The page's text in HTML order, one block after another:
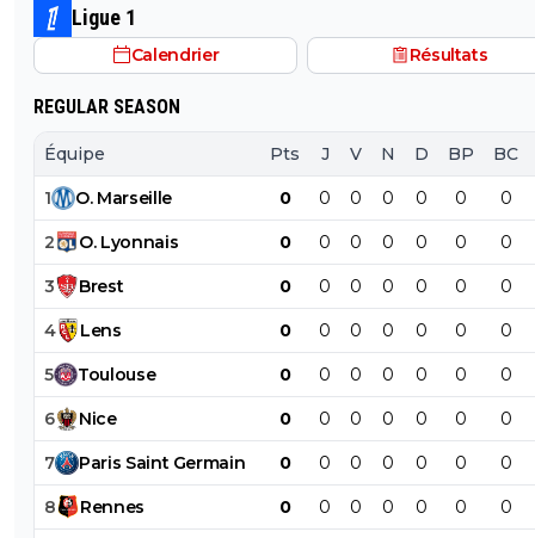
Ligue 1
Calendrier Résultats
REGULAR SEASON
Équipe Pts J V N D BP BC
1 O. Marseille 0 0 0 0 0 0 0
2 O. Lyonnais 0 0 0 0 0 0 0
3 Brest 0 0 0 0 0 0 0
4 Lens 0 0 0 0 0 0 0
5 Toulouse 0 0 0 0 0 0 0
6 Nice 0 0 0 0 0 0 0
7 Paris Saint Germain 0 0 0 0 0 0 0
8 Rennes 0 0 0 0 0 0 0